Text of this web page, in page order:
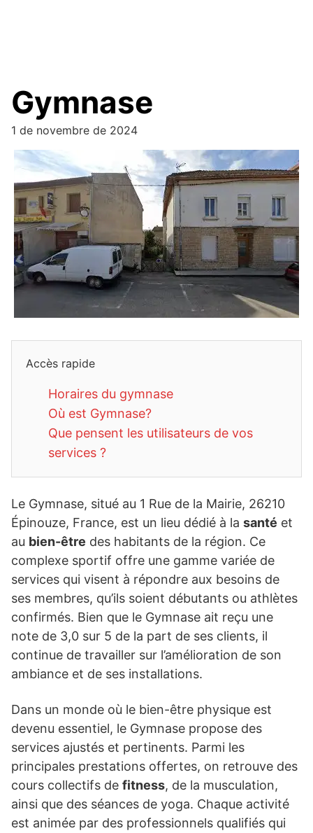
Gymnase
1 de novembre de 2024
Accès rapide
Horaires du gymnase
Où est Gymnase?
Que pensent les utilisateurs de vos
services ?
Le Gymnase, situé au 1 Rue de la Mairie, 26210
Épinouze, France, est un lieu dédié à la santé et
au bien-être des habitants de la région. Ce
complexe sportif offre une gamme variée de
services qui visent à répondre aux besoins de
ses membres, qu’ils soient débutants ou athlètes
confirmés. Bien que le Gymnase ait reçu une
note de 3,0 sur 5 de la part de ses clients, il
continue de travailler sur l’amélioration de son
ambiance et de ses installations.
Dans un monde où le bien-être physique est
devenu essentiel, le Gymnase propose des
services ajustés et pertinents. Parmi les
principales prestations offertes, on retrouve des
cours collectifs de fitness, de la musculation,
ainsi que des séances de yoga. Chaque activité
est animée par des professionnels qualifiés qui